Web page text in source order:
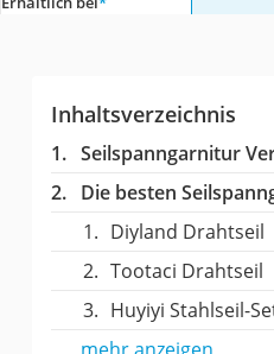
Inhaltsverzeichnis
Seilspanngarnitur
Die besten
Diyland Drahtseil
Tootaci Drahtseil
Huyiyi Stahlseil-